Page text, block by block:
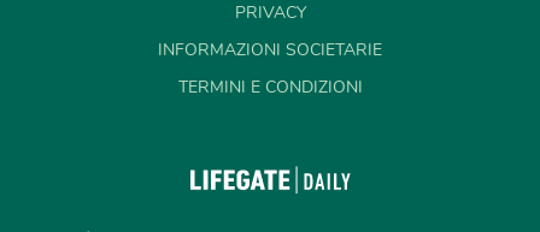
PRIVACY
INFORMAZIONI SOCIETARIE
TERMINI E CONDIZIONI